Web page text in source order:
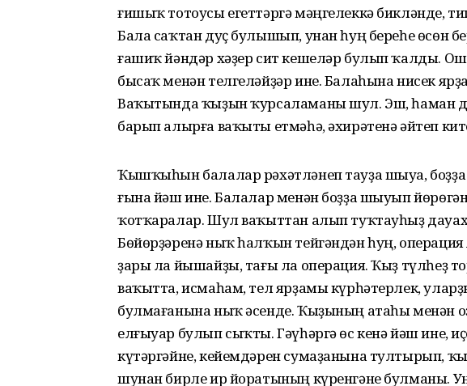
ғишыҡ тотоусы егеттәргә мәңгелеккә бикләнде,
Бала саҡтан дуҫ булышып, унан һуң береһе өсөн
ғашиҡ йәндәр хәҙер сит кешеләр булып ҡалды.
бысаҡ менән телгеләйҙәр ине. Балаһына нисек
Ваҡытында ҡыҙын ҡурсаламаны шул. Эш, һаман
барып алырға ваҡыты етмәһә, әхирәтенә әйтеп
Ҡышҡыһын балалар рәхәтләнеп тауҙа шыуа, боҙҙа
ғына йәш ине. Балалар менән боҙҙа шыуып
ҡотҡаралар. Шул ваҡыттан алып туҡтауһыҙ
Бөйөрҙәренә ныҡ һалҡын тейгәндән һуң,
ҙары ла йышайҙы, тағы ла операция. Ҡыҙ түлһеҙ
ваҡытта, исмаһам, тел ярҙамы күрһәтерлек,
булмағанына ныҡ әсенде. Ҡыҙының атаһы менән
елғыуар булып сыҡты. Гәүһәргә өс кенә йәш ине,
күтәргәйне, кейемдәрен сумаҙанына тултырып,
шунан бирле ир йоратының күренгәне булманы.